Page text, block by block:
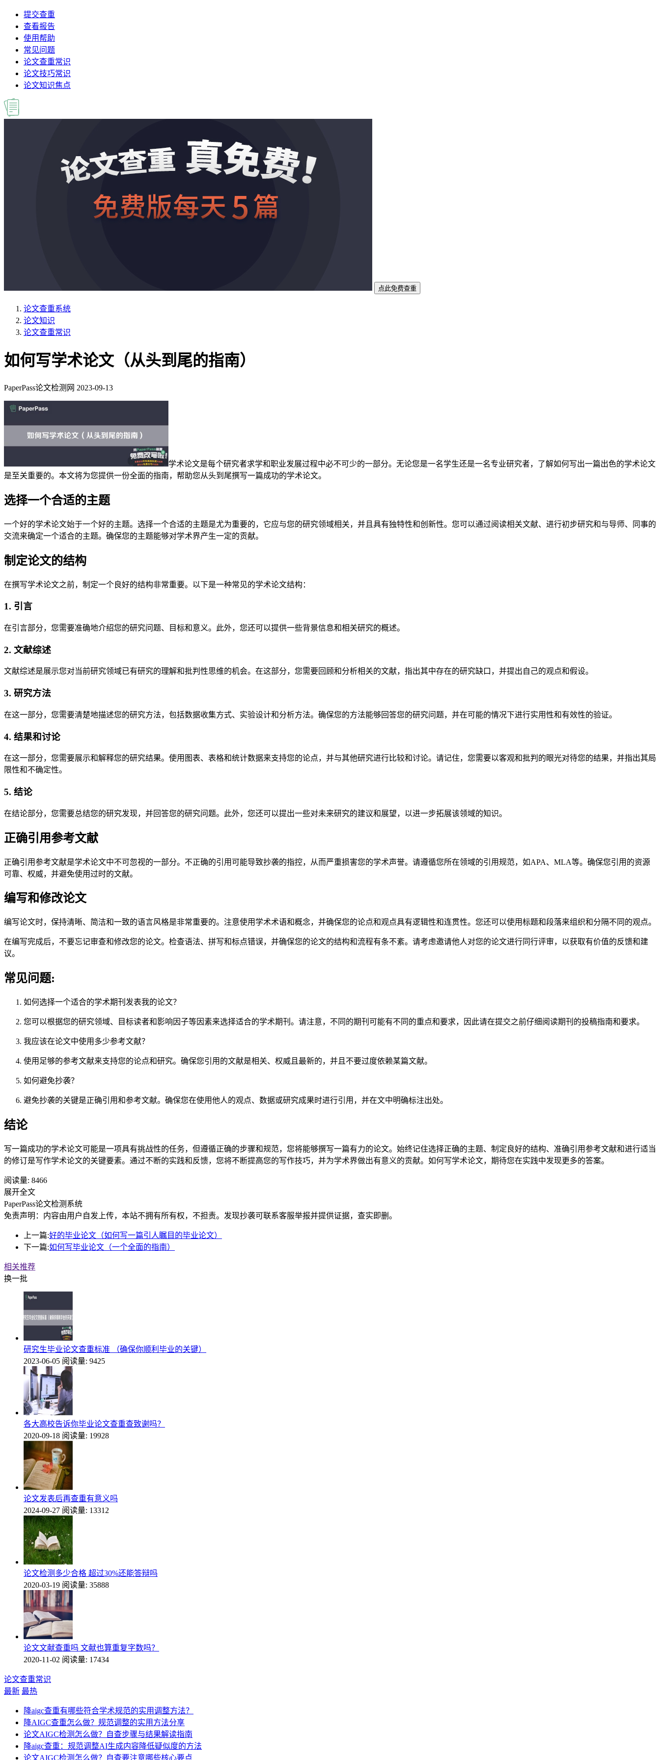
提交查重
查看报告
使用帮助
常见问题
论文查重常识
论文技巧常识
论文知识焦点
点此免费查重
论文查重系统
论文知识
论文查重常识
如何写学术论文（从头到尾的指南）
PaperPass论文检测网 2023-09-13
学术论文是每个研究者求学和职业发展过程中必不可少的一部分。无论您是一名学生还是一名专业研究者，了解如何写出一篇出色的学术论文
是至关重要的。本文将为您提供一份全面的指南，帮助您从头到尾撰写一篇成功的学术论文。
选择一个合适的主题
一个好的学术论文始于一个好的主题。选择一个合适的主题是尤为重要的，它应与您的研究领域相关，并且具有独特性和创新性。您可以通过阅读相关文献、进行初步研究和与导师、同事的
交流来确定一个适合的主题。确保您的主题能够对学术界产生一定的贡献。
制定论文的结构
在撰写学术论文之前，制定一个良好的结构非常重要。以下是一种常见的学术论文结构：
1. 引言
在引言部分，您需要准确地介绍您的研究问题、目标和意义。此外，您还可以提供一些背景信息和相关研究的概述。
2. 文献综述
文献综述是展示您对当前研究领域已有研究的理解和批判性思维的机会。在这部分，您需要回顾和分析相关的文献，指出其中存在的研究缺口，并提出自己的观点和假设。
3. 研究方法
在这一部分，您需要清楚地描述您的研究方法，包括数据收集方式、实验设计和分析方法。确保您的方法能够回答您的研究问题，并在可能的情况下进行实用性和有效性的验证。
4. 结果和讨论
在这一部分，您需要展示和解释您的研究结果。使用图表、表格和统计数据来支持您的论点，并与其他研究进行比较和讨论。请记住，您需要以客观和批判的眼光对待您的结果，并指出其局
限性和不确定性。
5. 结论
在结论部分，您需要总结您的研究发现，并回答您的研究问题。此外，您还可以提出一些对未来研究的建议和展望，以进一步拓展该领域的知识。
正确引用参考文献
正确引用参考文献是学术论文中不可忽视的一部分。不正确的引用可能导致抄袭的指控，从而严重损害您的学术声誉。请遵循您所在领域的引用规范，如APA、MLA等。确保您引用的资源
可靠、权威，并避免使用过时的文献。
编写和修改论文
编写论文时，保持清晰、简洁和一致的语言风格是非常重要的。注意使用学术术语和概念，并确保您的论点和观点具有逻辑性和连贯性。您还可以使用标题和段落来组织和分隔不同的观点。
在编写完成后，不要忘记审查和修改您的论文。检查语法、拼写和标点错误，并确保您的论文的结构和流程有条不紊。请考虑邀请他人对您的论文进行同行评审，以获取有价值的反馈和建
议。
常见问题:
如何选择一个适合的学术期刊发表我的论文？
您可以根据您的研究领域、目标读者和影响因子等因素来选择适合的学术期刊。请注意，不同的期刊可能有不同的重点和要求，因此请在提交之前仔细阅读期刊的投稿指南和要求。
我应该在论文中使用多少参考文献？
使用足够的参考文献来支持您的论点和研究。确保您引用的文献是相关、权威且最新的，并且不要过度依赖某篇文献。
如何避免抄袭？
避免抄袭的关键是正确引用和参考文献。确保您在使用他人的观点、数据或研究成果时进行引用，并在文中明确标注出处。
结论
写一篇成功的学术论文可能是一项具有挑战性的任务，但遵循正确的步骤和规范，您将能够撰写一篇有力的论文。始终记住选择正确的主题、制定良好的结构、准确引用参考文献和进行适当
的修订是写作学术论文的关键要素。通过不断的实践和反馈，您将不断提高您的写作技巧，并为学术界做出有意义的贡献。如何写学术论文，期待您在实践中发现更多的答案。
阅读量: 8466
展开全文
PaperPass论文检测系统
免责声明：内容由用户自发上传，本站不拥有所有权，不担责。发现抄袭可联系客服举报并提供证据，查实即删。
上一篇:好的毕业论文（如何写一篇引人瞩目的毕业论文）
下一篇:如何写毕业论文（一个全面的指南）
相关推荐
换一批
研究生毕业论文查重标准 （确保你顺利毕业的关键）
2023-06-05 阅读量: 9425
各大高校告诉你毕业论文查重查致谢吗？
2020-09-18 阅读量: 19928
论文发表后再查重有意义吗
2024-09-27 阅读量: 13312
论文检测多少合格 超过30%还能答辩吗
2020-03-19 阅读量: 35888
论文文献查重吗 文献也算重复字数吗？
2020-11-02 阅读量: 17434
论文查重常识
最新 最热
降aigc查重有哪些符合学术规范的实用调整方法？
降AIGC查重怎么做？规范调整的实用方法分享
论文AIGC检测怎么做？自查步骤与结果解读指南
降aigc查重：规范调整AI生成内容降低疑似度的方法
论文AIGC检测怎么做？自查要注意哪些核心要点